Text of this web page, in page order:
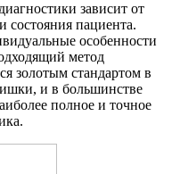
зависит от
состояния пациента.
особенности
метод
золотым стандартом в
и в большинстве
полное и точное